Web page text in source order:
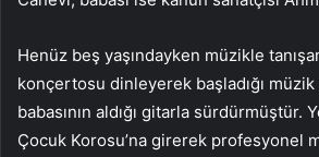
Henüz beş yaşındayken müzikle
konçertosu dinleyerek başladığı
babasının aldığı gitarla sürdürmüştür.
Çocuk Korosu’na girerek profesyonel